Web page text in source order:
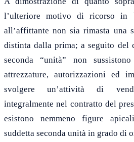
l’ulteriore motivo di ricorso in
all’affittante non sia rimasta una
distinta dalla prima; a seguito
seconda “unità” non
attrezzature, autorizzazioni ed
svolgere un’attività di
integralmente nel contratto del
esistono nemmeno figure
suddetta seconda unità in grado di